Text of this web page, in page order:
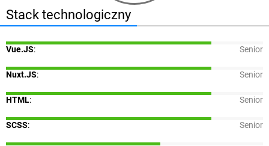
Stack technologiczny
Vue.JS: Senior
Nuxt.JS: Senior
HTML: Senior
SCSS: Senior